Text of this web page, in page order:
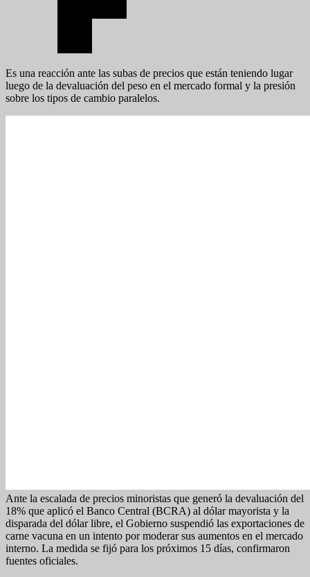
Es una reacción ante las subas de precios que están teniendo lugar
luego de la devaluación del peso en el mercado formal y la presión
sobre los tipos de cambio paralelos.
Ante la escalada de precios minoristas que generó la devaluación del
18% que aplicó el Banco Central (BCRA) al dólar mayorista y la
disparada del dólar libre, el Gobierno suspendió las exportaciones de
carne vacuna en un intento por moderar sus aumentos en el mercado
interno. La medida se fijó para los próximos 15 días, confirmaron
fuentes oficiales.